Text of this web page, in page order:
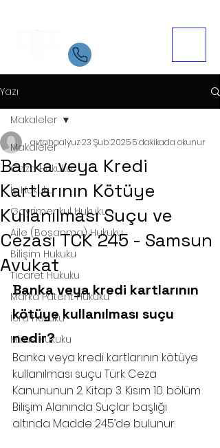
05534084721
Yazı
Makaleler
Ceza Hukuku
İş Hukuku
Gayrimenkul Hukuku
Aile (Boşanma) Hukuku
Bilişim Hukuku
Ticaret Hukuku
Marka Patent Hukuku
İcra Hukuku
Miras Hukuku
Makaleler
Banka veya Kredi
Kartlarının Kötüye
Kullanılması Suçu ve
Cezası TCK 245 - Samsun
Avukat
avtahaalyuz23 Şub 20255 dakikada okunur
Banka veya kredi kartlarının
kötüye kullanılması suçu
nedir?
Banka veya kredi kartlarının kötüye
kullanılması suçu Türk Ceza
Kanununun 2. Kitap 3. Kısım 10. bölüm
Bilişim Alanında Suçlar başlığı
altında Madde 245’de bulunur.